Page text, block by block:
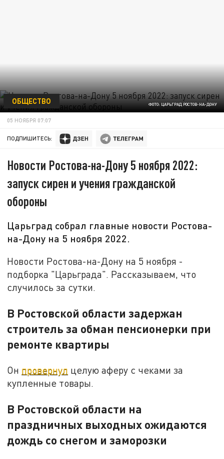
ФОТО: ЦАРЬГРАД РОСТОВ-НА-ДОНУ
ОБЩЕСТВО
05 НОЯБРЯ 07:07
ПОДПИШИТЕСЬ:
Новости Ростова-на-Дону 5 ноября 2022:
запуск сирен и учения гражданской
обороны
Царьград собрал главные новости Ростова-
на-Дону на 5 ноября 2022.
Новости Ростова-на-Дону на 5 ноября -
подборка "Царьграда". Рассказываем, что
случилось за сутки.
В Ростовской области задержан
строитель за обман пенсионерки при
ремонте квартиры
Он провернул целую аферу с чеками за
купленные товары.
В Ростовской области на
праздничных выходных ожидаются
дождь со снегом и заморозки